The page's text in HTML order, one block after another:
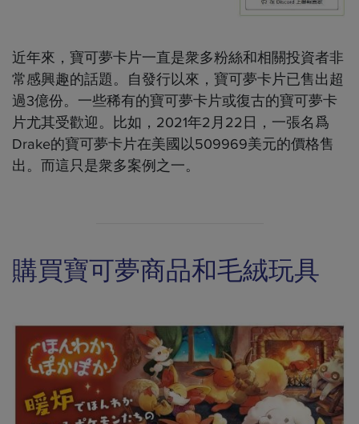
近年來，寶可夢卡片一直是衆多粉絲和相關投資者非
常感興趣的話題。自發行以來，寶可夢卡片已售出超
過3億份。一些稀有的寶可夢卡片或復古的寶可夢卡
片尤其受歡迎。比如，2021年2月22日，一張名爲
Drake的寶可夢卡片在美國以509969美元的價格售
出。而這只是衆多案例之一。
購買寶可夢商品和毛絨玩具